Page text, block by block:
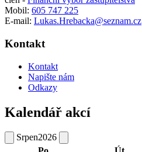
Mobil: 605 747 225
E-mail: Lukas.Hrebacka@seznam.cz
Kontakt
Kontakt
Napište nám
Odkazy
Kalendář akcí
Srpen2026